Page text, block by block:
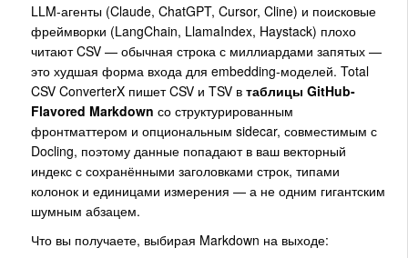
LLM-агенты (Claude, ChatGPT, Cursor, Cline) и поисковые
фреймворки (LangChain, LlamaIndex, Haystack) плохо
читают CSV — обычная строка с миллиардами запятых —
это худшая форма входа для embedding-моделей. Total
CSV ConverterX пишет CSV и TSV втаблицы GitHub-
Flavored Markdown со структурированным
фронтматтером и опциональным sidecar, совместимым с
Docling, поэтому данные попадают в ваш векторный
индекс с сохранёнными заголовками строк, типами
колонок и единицами измерения — а не одним гигантским
шумным абзацем.
Что вы получаете, выбирая Markdown на выходе: